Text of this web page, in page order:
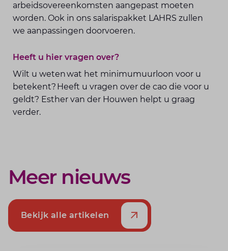
arbeidsovereenkomsten aangepast moeten
worden. Ook in ons salarispakket LAHRS zullen
we aanpassingen doorvoeren.
Heeft u hier vragen over?
Wilt u weten wat het minimumuurloon voor u
betekent? Heeft u vragen over de cao die voor u
geldt? Esther van der Houwen helpt u graag
verder.
Meer nieuws
Bekijk alle artikelen